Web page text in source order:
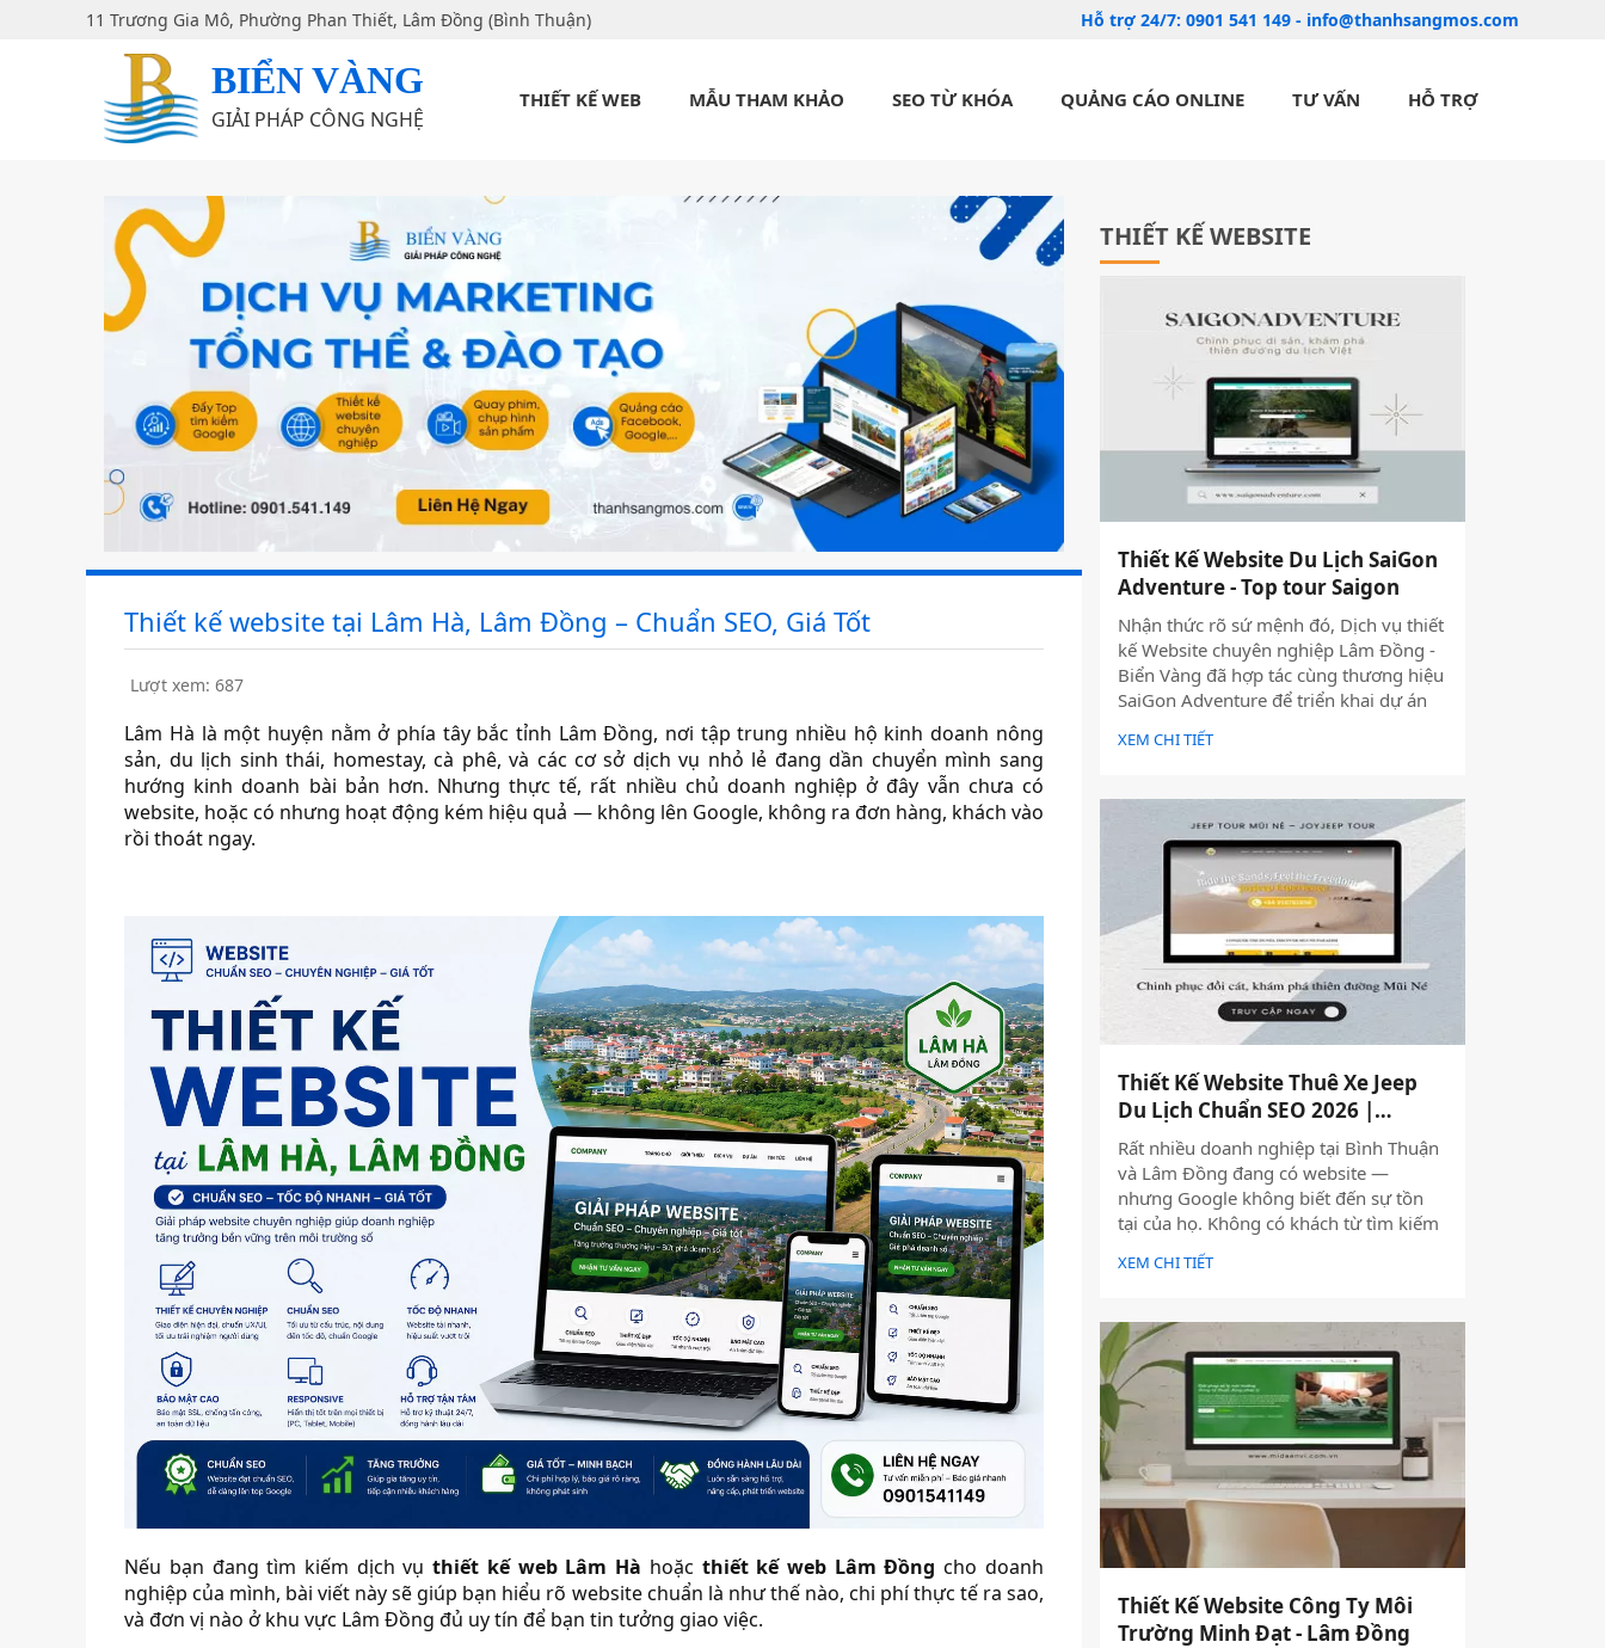
11 Trương Gia Mô, Phường Phan Thiết, Lâm Đồng (Bình Thuận) Hỗ trợ 24/7: 0901 541 149 - info@thanhsangmos.com
BIỂN VÀNG
GIẢI PHÁP CÔNG NGHỆ
THIẾT KẾ WEB MẪU THAM KHẢO SEO TỪ KHÓA QUẢNG CÁO ONLINE TƯ VẤN HỖ TRỢ
Thiết kế website tại Lâm Hà, Lâm Đồng – Chuẩn SEO, Giá Tốt
Lượt xem: 687
Lâm Hà là một huyện nằm ở phía tây bắc tỉnh Lâm Đồng, nơi tập trung nhiều hộ kinh doanh nông
sản, du lịch sinh thái, homestay, cà phê, và các cơ sở dịch vụ nhỏ lẻ đang dần chuyển mình sang
hướng kinh doanh bài bản hơn. Nhưng thực tế, rất nhiều chủ doanh nghiệp ở đây vẫn chưa có
website, hoặc có nhưng hoạt động kém hiệu quả — không lên Google, không ra đơn hàng, khách vào
rồi thoát ngay.
Nếu bạn đang tìm kiếm dịch vụthiết kế web Lâm Hà hoặc thiết kế web Lâm Đồng cho doanh
nghiệp của mình, bài viết này sẽ giúp bạn hiểu rõ website chuẩn là như thế nào, chi phí thực tế ra sao,
và đơn vị nào ở khu vực Lâm Đồng đủ uy tín để bạn tin tưởng giao việc.
THIẾT KẾ WEBSITE
Thiết Kế Website Du Lịch SaiGon
Adventure - Top tour Saigon
Nhận thức rõ sứ mệnh đó, Dịch vụ thiết
kế Website chuyên nghiệp Lâm Đồng -
Biển Vàng đã hợp tác cùng thương hiệu
SaiGon Adventure để triển khai dự án
thiết kế website du lịch cao cấp tại địa
chỉ saigonadventure.com. Dự án không
vị thế dẫn đầu trong mảng tour trải
nghiệm Sài Gòn & Việt Nam mà còn là
minh chứng cho năng lực công nghệ và
tư duy UX/UI hiện đại từ Biển Vàng.
XEM CHI TIẾT
Thiết Kế Website Thuê Xe Jeep
Du Lịch Chuẩn SEO 2026 |
JoyJeep
Rất nhiều doanh nghiệp tại Bình Thuận
và Lâm Đồng đang có website —
nhưng Google không biết đến sự tồn
tại của họ. Không có khách từ tìm kiếm
tự nhiên, mọi nỗ lực xây dựng nội dung
đều trở nên vô nghĩa. Vấn đề không
quảng cáo — mà nằm ngay ở nền tảng:
website chưa được thiết kế chuẩn SEO
2026 từ đầu.
XEM CHI TIẾT
Thiết Kế Website Công Ty Môi
Trường Minh Đạt - Lâm Đồng